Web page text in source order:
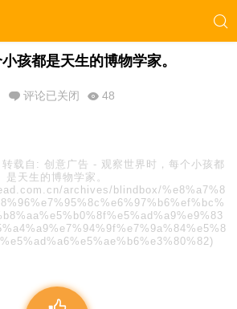
孩都是天生的博物学家。
评论已关闭 48
载自: 创意广告 - 观察世界时，每个小孩都
是天生的博物学家。
archives/blindbox/%e8%a7%8